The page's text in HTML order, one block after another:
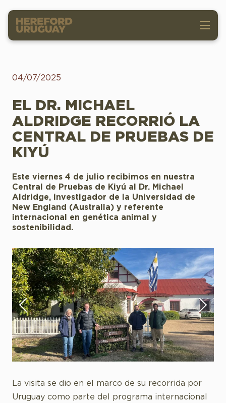
04/07/2025
EL DR. MICHAEL
ALDRIDGE RECORRIÓ LA
CENTRAL DE PRUEBAS DE
KIYÚ
Este viernes 4 de julio recibimos en nuestra
Central de Pruebas de Kiyú al Dr. Michael
Aldridge, investigador de la Universidad de
New England (Australia) y referente
internacional en genética animal y
sostenibilidad.
La visita se dio en el marco de su recorrida por
Uruguay como parte del programa internacional